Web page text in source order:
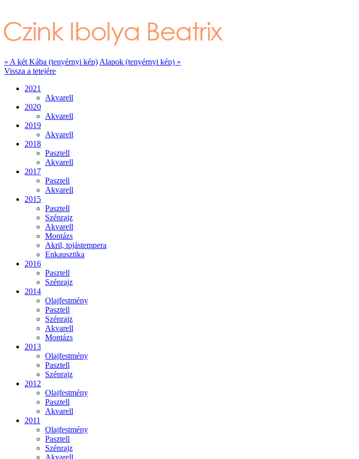
« A két Kába (tenyérnyi kép) Alapok (tenyérnyi kép) »
Vissza a tetejére
2021
Akvarell
2020
Akvarell
2019
Akvarell
2018
Pasztell
Akvarell
2017
Pasztell
Akvarell
2015
Pasztell
Szénrajz
Akvarell
Montázs
Akril, tojástempera
Enkausztika
2016
Pasztell
Szénrajz
2014
Olajfestmény
Pasztell
Szénrajz
Akvarell
Montázs
2013
Olajfestmény
Pasztell
Szénrajz
2012
Olajfestmény
Pasztell
Akvarell
2011
Olajfestmény
Pasztell
Szénrajz
Akvarell